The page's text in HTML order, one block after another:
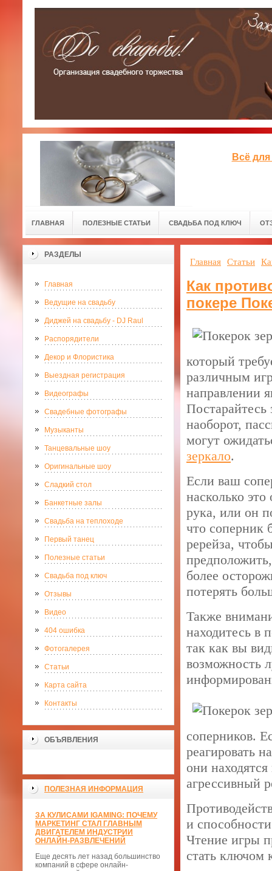
Всё
ГЛАВНАЯ ПОЛЕЗНЫЕ СТАТЬИ СВАДЬБА ПОД КЛЮЧ
РАЗДЕЛЫ
Главная
Ведущие на свадьбу
Диджей на свадьбу - DJ Raul
Распорядители
Декор и Флористика
Выездная регистрация
Видеографы
Свадебные фотографы
Музыканты
Танцевальные шоу
Оригинальные шоу
Сладкий стол
Банкетные залы
Свадьба на теплоходе
Первый танец
Полезные статьи
Свадьба под ключ
Отзывы
Видео
404 ошибка
Фотогалерея
Статьи
Карта сайта
Контакты
ОБЪЯВЛЕНИЯ
ПОЛЕЗНАЯ ИНФОРМАЦИЯ
ЗА КУЛИСАМИ IGAMING: ПОЧЕМУ
МАРКЕТИНГ СТАЛ ГЛАВНЫМ
ДВИГАТЕЛЕМ ИНДУСТРИИ
ОНЛАЙН-РАЗВЛЕЧЕНИЙ
Еще десять лет назад большинство
компаний в сфере онлайн-
Главная Статьи
Как
покере
который
различным
направлении
наоборот,
могут
зеркало.
Если ваш
насколько
рука, или он
что соперник
ререйза,
более
потерять
Также
находитесь в
так как вы
возможность
соперников.
реагировать
они
агрессивный
и
Чтение игры
стать ключом